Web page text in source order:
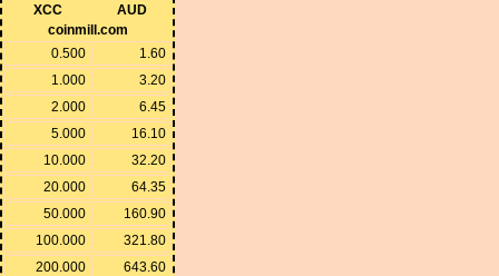
XCC
AUD
coinmill.com
0.500
1.60
1.000
3.20
2.000
6.45
5.000
16.10
10.000
32.20
20.000
64.35
50.000
160.90
100.000
321.80
200.000
643.60